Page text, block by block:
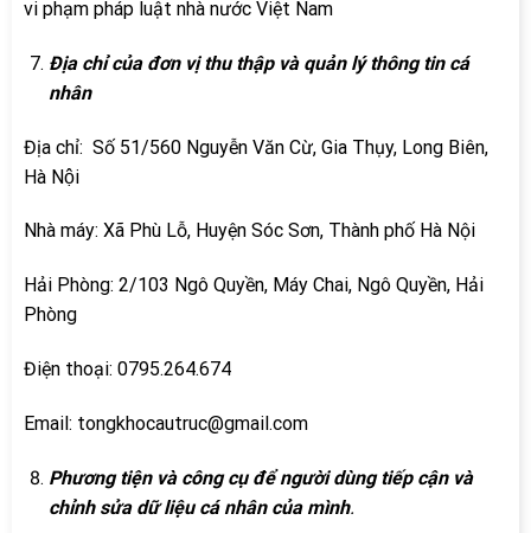
vi phạm pháp luật nhà nước Việt Nam
Địa chỉ của đơn vị thu thập và quản lý thông tin cá
nhân
Địa chỉ: Số 51/560 Nguyễn Văn Cừ, Gia Thụy, Long Biên,
Hà Nội
Nhà máy: Xã Phù Lỗ, Huyện Sóc Sơn, Thành phố Hà Nội
Hải Phòng: 2/103 Ngô Quyền, Máy Chai, Ngô Quyền, Hải
Phòng
Điện thoại: 0795.264.674
Email: tongkhocautruc@gmail.com
Phương tiện và công cụ để người dùng tiếp cận và
chỉnh sửa dữ liệu cá nhân của mình.